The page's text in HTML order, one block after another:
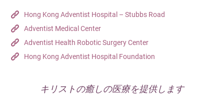
Hong Kong Adventist Hospital – Stubbs Road
Adventist Medical Center
Adventist Health Robotic Surgery Center
Hong Kong Adventist Hospital Foundation
キリストの癒しの医療を提供します